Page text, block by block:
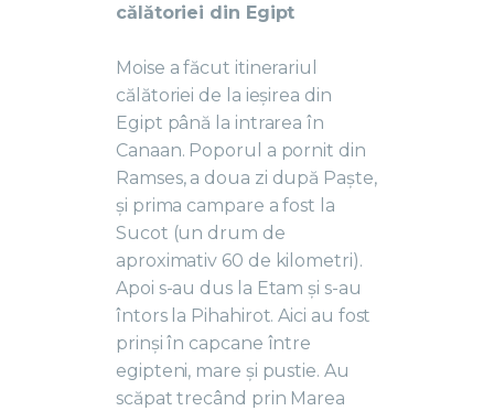
călătoriei din Egipt
Moise a făcut itinerariul
călătoriei de la ieșirea din
Egipt până la intrarea în
Canaan. Poporul a pornit din
Ramses, a doua zi după Paște,
și prima campare a fost la
Sucot (un drum de
aproximativ 60 de kilometri).
Apoi s-au dus la Etam și s-au
întors la Pihahirot. Aici au fost
prinși în capcane între
egipteni, mare și pustie. Au
scăpat trecând prin Marea